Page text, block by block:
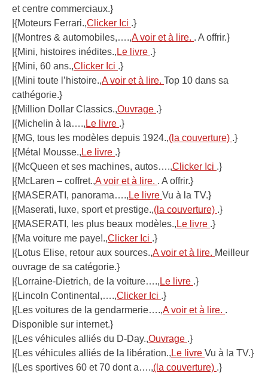
et centre commerciaux.}
|{Moteurs Ferrari.,Clicker Ici .}
|{Montres & automobiles,….,A voir et à lire. . A offrir.}
|{Mini, histoires inédites., Le livre .}
|{Mini, 60 ans.,Clicker Ici .}
|{Mini toute l’histoire.,A voir et à lire. Top 10 dans sa
cathégorie.}
|{Million Dollar Classics.,Ouvrage .}
|{Michelin à la…., Le livre .}
|{MG, tous les modèles depuis 1924.,(la couverture) .}
|{Métal Mousse., Le livre .}
|{McQueen et ses machines, autos….,Clicker Ici .}
|{McLaren – coffret.,A voir et à lire. . A offrir.}
|{MASERATI, panorama…., Le livre Vu à la TV.}
|{Maserati, luxe, sport et prestige.,(la couverture) .}
|{MASERATI, les plus beaux modèles., Le livre .}
|{Ma voiture me paye!.,Clicker Ici .}
|{Lotus Elise, retour aux sources.,A voir et à lire. Meilleur
ouvrage de sa catégorie.}
|{Lorraine-Dietrich, de la voiture…., Le livre .}
|{Lincoln Continental,….,Clicker Ici .}
|{Les voitures de la gendarmerie….,A voir et à lire. .
Disponible sur internet.}
|{Les véhicules alliés du D-Day.,Ouvrage .}
|{Les véhicules alliés de la libération., Le livre Vu à la TV.}
|{Les sportives 60 et 70 dont a….,(la couverture) .}